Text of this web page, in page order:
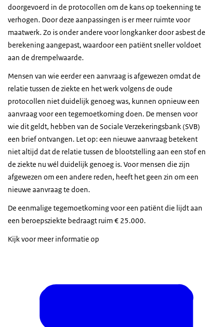
doorgevoerd in de protocollen om de kans op toekenning te
verhogen. Door deze aanpassingen is er meer ruimte voor
maatwerk. Zo is onder andere voor longkanker door asbest de
berekening aangepast, waardoor een patiënt sneller voldoet
aan de drempelwaarde.
Mensen van wie eerder een aanvraag is afgewezen omdat de
relatie tussen de ziekte en het werk volgens de oude
protocollen niet duidelijk genoeg was, kunnen opnieuw een
aanvraag voor een tegemoetkoming doen. De mensen voor
wie dit geldt, hebben van de Sociale Verzekeringsbank (SVB)
een brief ontvangen. Let op: een nieuwe aanvraag betekent
niet altijd dat de relatie tussen de blootstelling aan een stof en
de ziekte nu wél duidelijk genoeg is. Voor mensen die zijn
afgewezen om een andere reden, heeft het geen zin om een
nieuwe aanvraag te doen.
De eenmalige tegemoetkoming voor een patiënt die lijdt aan
een beroepsziekte bedraagt ruim € 25.000.
Kijk voor meer informatie op